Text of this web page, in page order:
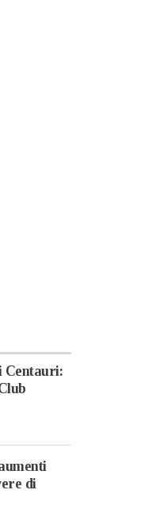
Centauri:
di